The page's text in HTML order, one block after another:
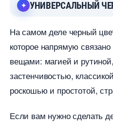
УНИВЕРСАЛЬНЫЙ
На самом деле черный
которое напрямую
ещами: магией и
застенчивостью,
роскошью и простотой,
Если вам нужно сделать